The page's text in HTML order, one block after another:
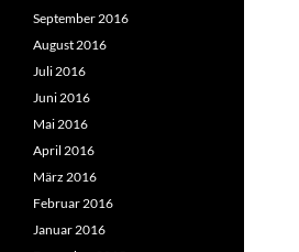
September 2016
August 2016
Juli 2016
Juni 2016
Mai 2016
April 2016
März 2016
Februar 2016
Januar 2016